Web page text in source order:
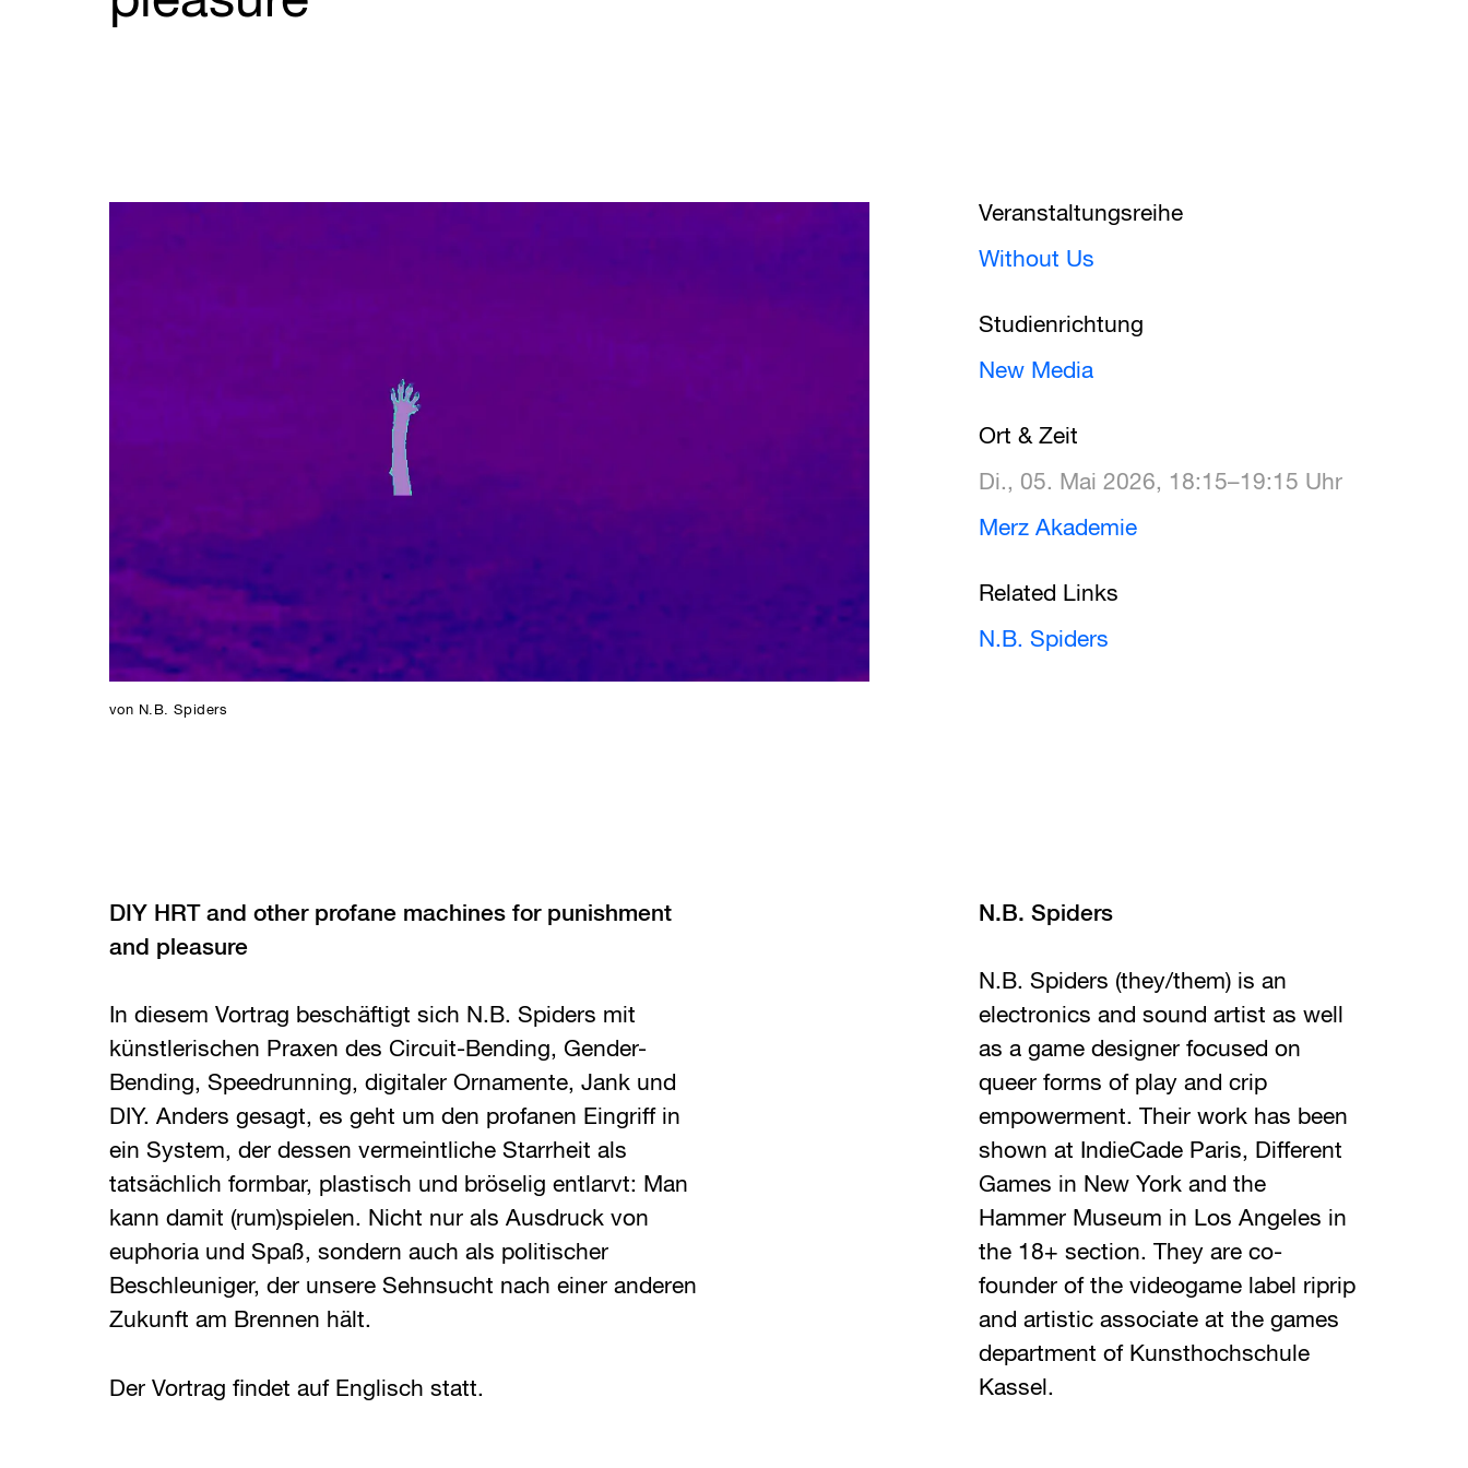
Veranstaltungsreihe
Without Us
Studienrichtung
New Media
Ort & Zeit
Di., 05. Mai 2026, 18:15–19:15 Uhr
Merz Akademie
Related Links
N.B. Spiders
von N.B. Spiders
DIY HRT and other profane machines for punishment
and pleasure
In diesem Vortrag beschäftigt sich N.B. Spiders mit
künstlerischen Praxen des Circuit-Bending, Gender-
Bending, Speedrunning, digitaler Ornamente, Jank und
DIY. Anders gesagt, es geht um den profanen Eingriff in
ein System, der dessen vermeintliche Starrheit als
tatsächlich formbar, plastisch und bröselig entlarvt: Man
kann damit (rum)spielen. Nicht nur als Ausdruck von
euphoria und Spaß, sondern auch als politischer
Beschleuniger, der unsere Sehnsucht nach einer anderen
Zukunft am Brennen hält.
Der Vortrag findet auf Englisch statt.
N.B. Spiders
N.B. Spiders (they/them) is an
electronics and sound artist as well
as a game designer focused on
queer forms of play and crip
empowerment. Their work has been
shown at IndieCade Paris, Different
Games in New York and the
Hammer Museum in Los Angeles in
the 18+ section. They are co-
founder of the videogame label riprip
and artistic associate at the games
department of Kunsthochschule
Kassel.